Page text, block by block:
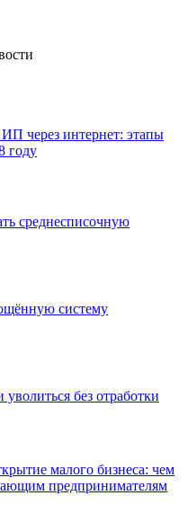
через интернет: этапы
году
среднесписочную
систему
без отработки
малого бизнеса: чем
предпринимателям